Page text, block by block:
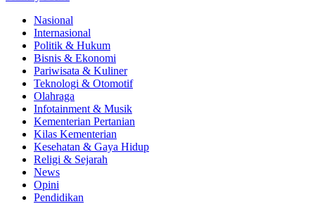
Nasional
Internasional
Politik & Hukum
Bisnis & Ekonomi
Pariwisata & Kuliner
Teknologi & Otomotif
Olahraga
Infotainment & Musik
Kementerian Pertanian
Kilas Kementerian
Kesehatan & Gaya Hidup
Religi & Sejarah
News
Opini
Pendidikan